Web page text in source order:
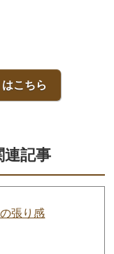
こちら
連記事
張り感